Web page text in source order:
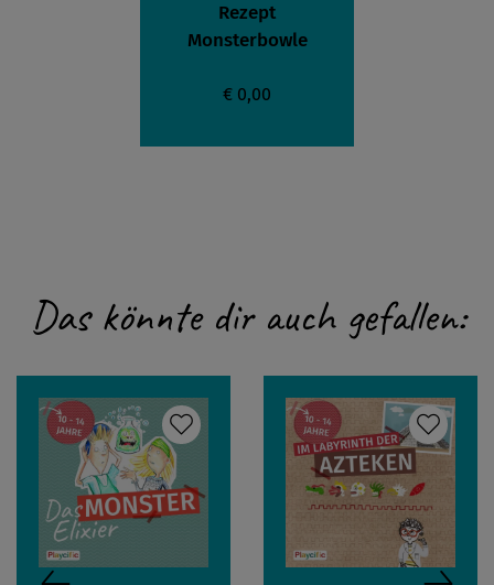
Rezept
Monsterbowle
€ 0,00
Das könnte dir auch gefallen: